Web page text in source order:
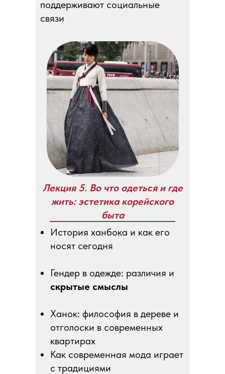
поддерживают социальные
связи
Лекция 5. Во что одеться и где
жить: эстетика корейского
быта
История ханбока и как его
носят сегодня
Гендер в одежде: различия и
скрытые смыслы
Ханок: философия в дереве и
отголоски в современных
квартирах
Как современная мода играет
с традициями